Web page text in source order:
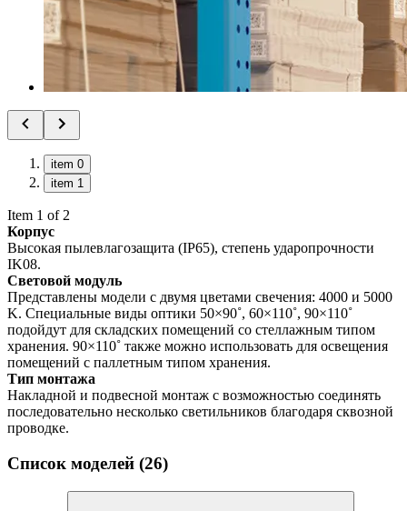
item 0
item 1
Item 1 of 2
Корпус
Высокая пылевлагозащита (IP65), степень ударопрочности
IK08.
Световой модуль
Представлены модели с двумя цветами свечения: 4000 и 5000
K. Специальные виды оптики 50×90˚, 60×110˚, 90×110˚
подойдут для складских помещений со стеллажным типом
хранения. 90×110˚ также можно использовать для освещения
помещений с паллетным типом хранения.
Тип монтажа
Накладной и подвесной монтаж с возможностью соединять
последовательно несколько светильников благодаря сквозной
проводке.
Список моделей (26)